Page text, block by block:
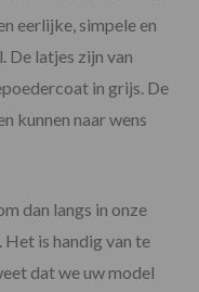
eerlijke, simpele en
De latjes zijn van
in grijs. De
kunnen naar wens
dan langs in onze
is handig van te
dat we uw model